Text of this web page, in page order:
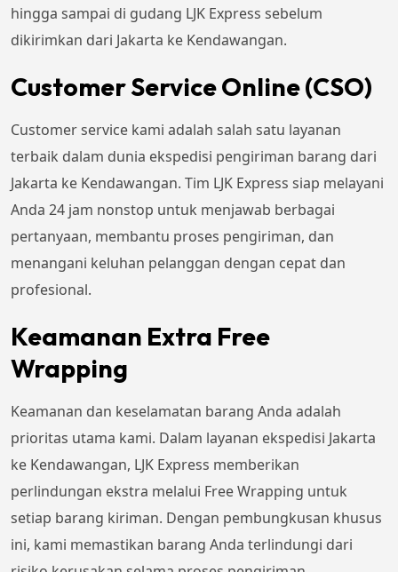
hingga sampai di gudang LJK Express sebelum
dikirimkan dari Jakarta ke Kendawangan.
Customer Service Online (CSO)
Customer service kami adalah salah satu layanan
terbaik dalam dunia ekspedisi pengiriman barang dari
Jakarta ke Kendawangan. Tim LJK Express siap melayani
Anda 24 jam nonstop untuk menjawab berbagai
pertanyaan, membantu proses pengiriman, dan
menangani keluhan pelanggan dengan cepat dan
profesional.
Keamanan Extra Free
Wrapping
Keamanan dan keselamatan barang Anda adalah
prioritas utama kami. Dalam layanan ekspedisi Jakarta
ke Kendawangan, LJK Express memberikan
perlindungan ekstra melalui Free Wrapping untuk
setiap barang kiriman. Dengan pembungkusan khusus
ini, kami memastikan barang Anda terlindungi dari